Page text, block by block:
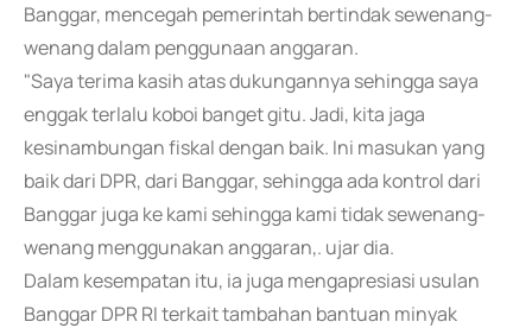
Banggar, mencegah pemerintah bertindak sewenang-
wenang dalam penggunaan anggaran.
"Saya terima kasih atas dukungannya sehingga saya
enggak terlalu koboi banget gitu. Jadi, kita jaga
kesinambungan fiskal dengan baik. Ini masukan yang
baik dari DPR, dari Banggar, sehingga ada kontrol dari
Banggar juga ke kami sehingga kami tidak sewenang-
wenang menggunakan anggaran,. ujar dia.
Dalam kesempatan itu, ia juga mengapresiasi usulan
Banggar DPR RI terkait tambahan bantuan minyak